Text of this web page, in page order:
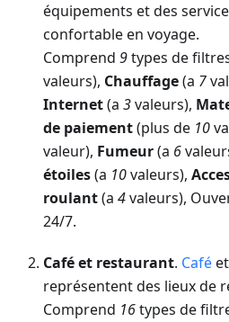
équipements et des
confortable en voyage.
Comprend 9types de
valeurs), Chauffage(a 7
Internet(a 3valeurs),
de paiement(plus de 10
valeur), Fumeur(a 6
étoiles(a 10valeurs),
roulant(a 4valeurs),
24/7.
Café et restaurant. Caféet
représentent des lieux de
Comprend 16types de